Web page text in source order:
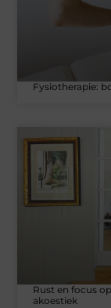
Fysiotherapie:
Rust en focus
akoestiek